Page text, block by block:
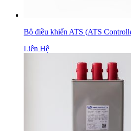
Bộ điều khiển ATS (ATS
Liên Hệ